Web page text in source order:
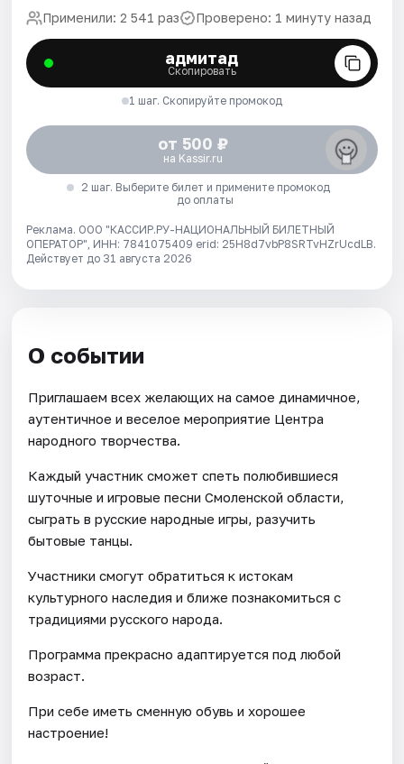
Применили: 2 541 раз Проверено: 1 минуту назад
адмитад
Скопировать
1 шаг. Скопируйте промокод
от 500 ₽
на Kassir.ru
2 шаг. Выберите билет и примените промокод
до оплаты
Реклама. ООО "КАССИР.РУ-НАЦИОНАЛЬНЫЙ БИЛЕТНЫЙ
ОПЕРАТОР", ИНН: 7841075409 erid: 25H8d7vbP8SRTvHZrUcdLB.
Действует до 31 августа 2026
О событии
Приглашаем всех желающих на самое динамичное,
аутентичное и веселое мероприятие Центра
народного творчества.
Каждый участник сможет спеть полюбившиеся
шуточные и игровые песни Смоленской области,
сыграть в русские народные игры, разучить
бытовые танцы.
Участники смогут обратиться к истокам
культурного наследия и ближе познакомиться с
традициями русского народа.
Программа прекрасно адаптируется под любой
возраст.
При себе иметь сменную обувь и хорошее
настроение!